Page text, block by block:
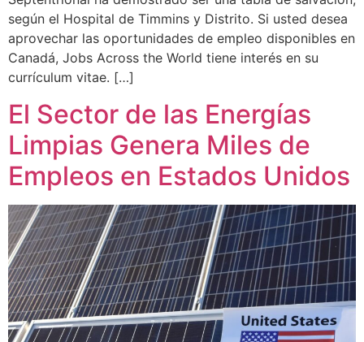
según el Hospital de Timmins y Distrito. Si usted desea
aprovechar las oportunidades de empleo disponibles en
Canadá, Jobs Across the World tiene interés en su
currículum vitae. […]
El Sector de las Energías
Limpias Genera Miles de
Empleos en Estados Unidos